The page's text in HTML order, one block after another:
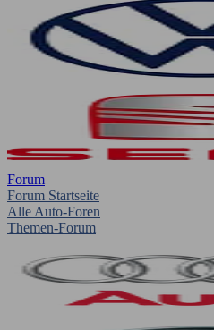
Forum
Forum Startseite
Alle Auto-Foren
Themen-Forum